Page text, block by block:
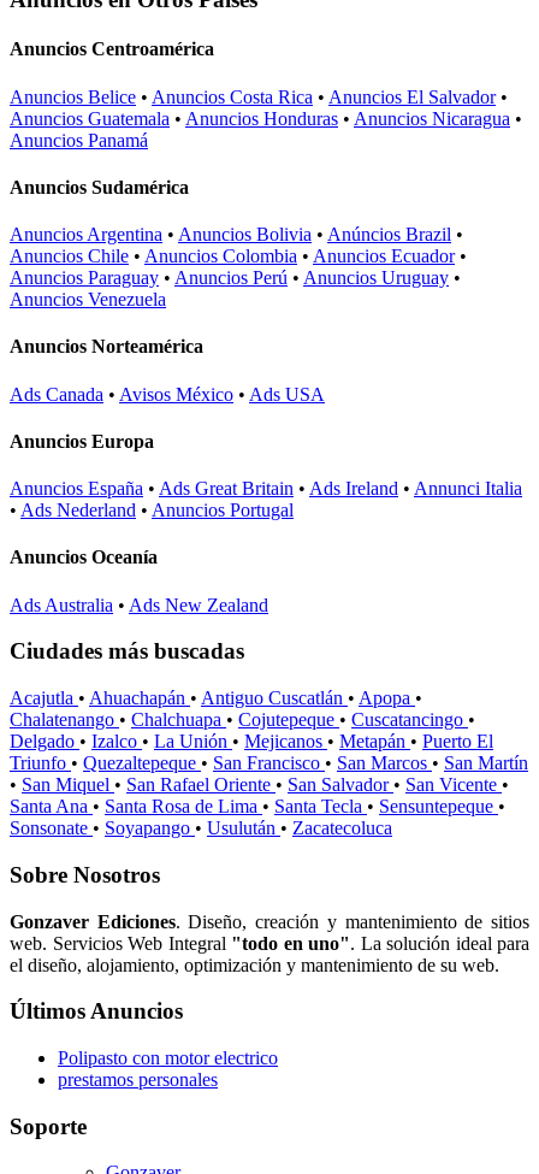
Anuncios Centroamérica
Anuncios Belice • Anuncios Costa Rica • Anuncios El Salvador•
Anuncios Guatemala • Anuncios Honduras • Anuncios Nicaragua •
Anuncios Panamá
Anuncios Sudamérica
Anuncios Argentina • Anuncios Bolivia • Anúncios Brazil •
Anuncios Chile • Anuncios Colombia • Anuncios Ecuador•
Anuncios Paraguay • Anuncios Perú • Anuncios Uruguay •
Anuncios Venezuela
Anuncios Norteamérica
Ads Canada • Avisos México • Ads USA
Anuncios Europa
Anuncios España • Ads Great Britain • Ads Ireland • Annunci Italia
• Ads Nederland • Anuncios Portugal
Anuncios Oceanía
Ads Australia • Ads New Zealand
Ciudades más buscadas
Acajutla • Ahuachapán • Antiguo Cuscatlán • Apopa •
Chalatenango • Chalchuapa • Cojutepeque • Cuscatancingo •
Delgado • Izalco • La Unión • Mejicanos • Metapán • Puerto El
Triunfo • Quezaltepeque • San Francisco • San Marcos • San Martín
• San Miquel • San Rafael Oriente • San Salvador • San Vicente •
Santa Ana • Santa Rosa de Lima • Santa Tecla • Sensuntepeque •
Sonsonate • Soyapango • Usulután • Zacatecoluca
Sobre Nosotros
Gonzaver Ediciones. Diseño, creación y mantenimiento de sitios
web. Servicios Web Integral "todo en uno". La solución ideal para
el diseño, alojamiento, optimización y mantenimiento de su web.
Últimos Anuncios
Polipasto con motor electrico
prestamos personales
Soporte